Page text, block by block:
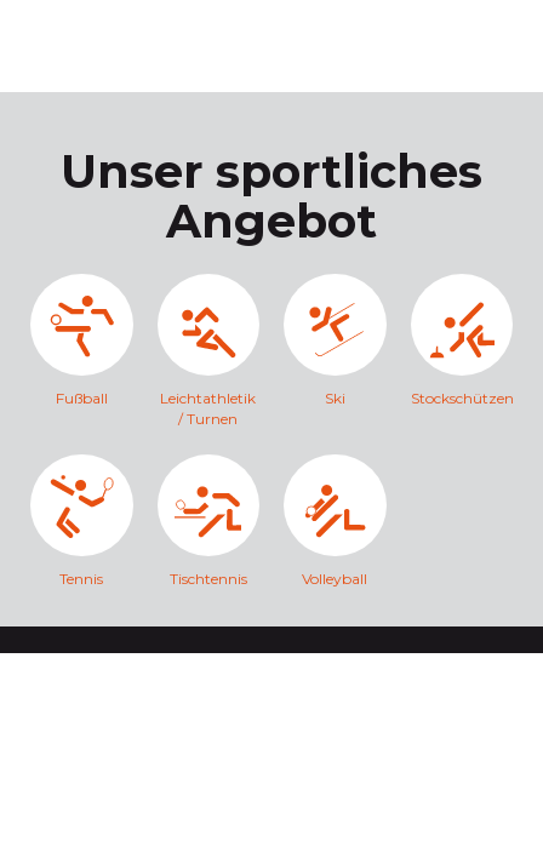
Unser sportliches
Angebot
Fußball
Leichtathletik
/ Turnen
Ski Stockschützen
Tennis Tischtennis Volleyball